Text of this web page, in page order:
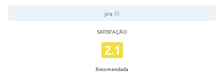
jira
SATISFAÇÃO
2.1
Recomendada